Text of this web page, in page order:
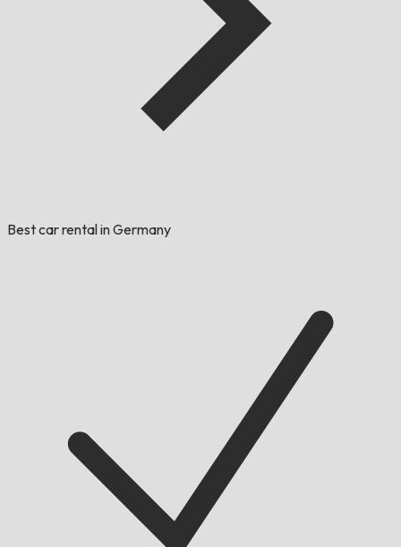
Best car rental in Germany